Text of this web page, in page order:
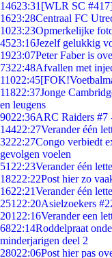
14623:31 [WLR SC
1623:28Centraal FC
1023:23Opmerkelijke
4523:16Jezelf gelukkig
1923:07Peter Faber is
7322:48Afvallen met
11022:45
11822:37Jonge
en leugens
9022:36ARC Raiders #7
14422:27Verander één
3222:27Congo verbiedt
gevolgen voelen
51 22:23Verander één
18222:22Post hier zo
1622:21Verander één
251 22:20Asielzoekers
201 22:16Verander een
6822:14Roddelpraat
minderjarigen deel 2
28022:06Post hier pas